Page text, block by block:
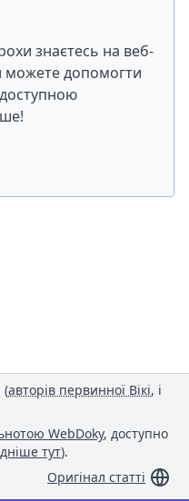
знаєтесь на веб-
можете допомогти
(авторів первинної Вікі, і
WebDoky, доступно
тут).
Оригінал статті